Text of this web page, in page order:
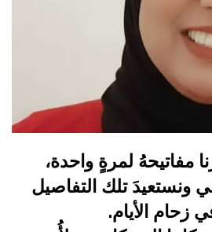
مفاتيحهُ لمرةٍ واحدة،
ونستعيدَ تلك التفاصيل
الأيام.